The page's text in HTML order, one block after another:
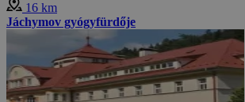
16 km
Jáchymov gyógyfürdője